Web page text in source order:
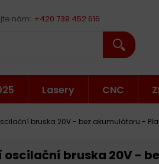
nám: +420 739 452 616
Lasery CNC
bruska 20V - bez akumulátoru -
oscilační bruska 20V -